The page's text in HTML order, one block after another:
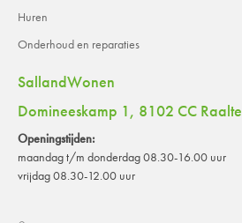
Huren
Onderhoud en reparaties
SallandWonen
Domineeskamp 1, 8102 CC Raalte
Openingstijden:
maandag t/m donderdag 08.30-16.00 uur
vrijdag 08.30-12.00 uur